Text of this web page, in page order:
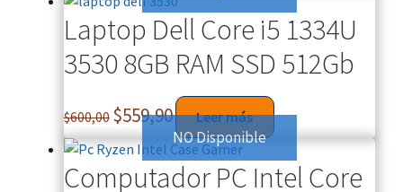
Laptop Dell Core i5 1334U
3530 8GB RAM SSD 512Gb
$600,00 $559,90 Leer más
NO Disponible
Computador PC Intel Core